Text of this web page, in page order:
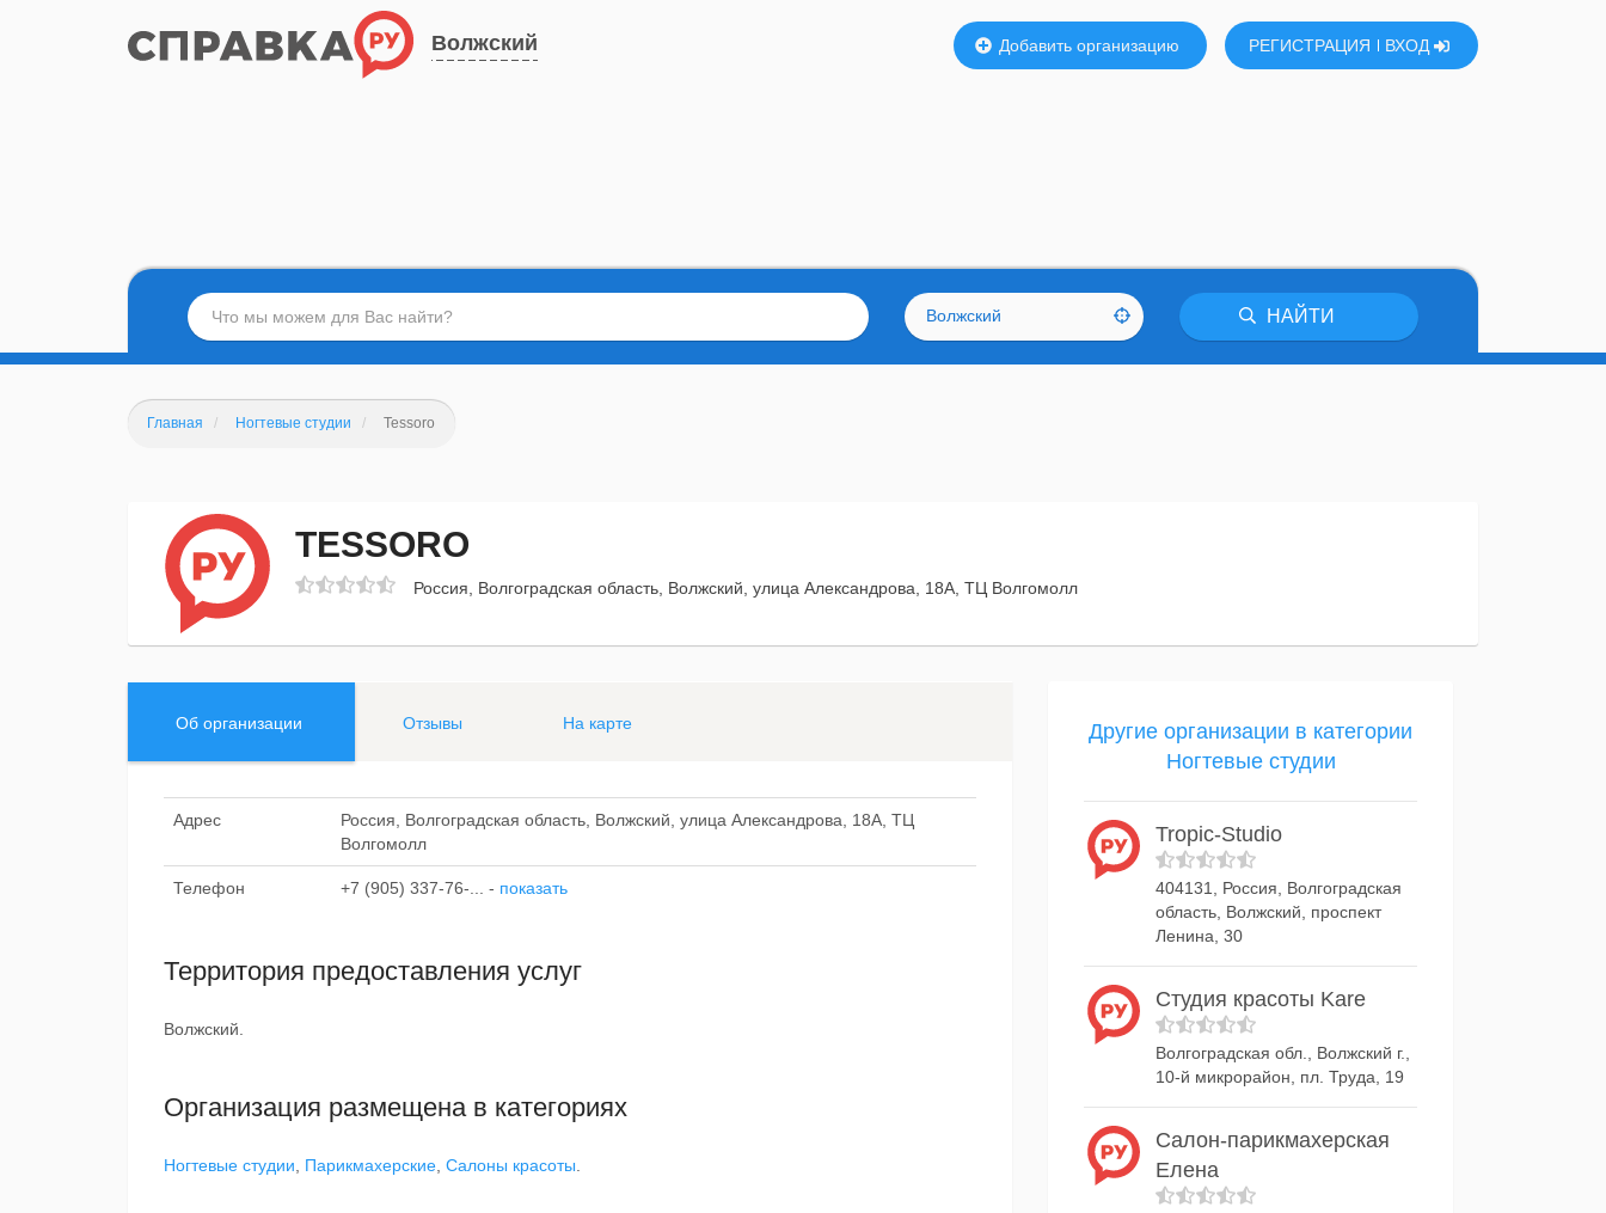
Волжский Добавить организацию РЕГИСТРАЦИЯ ВХОД
Волжский НАЙТИ
Главная Ногтевые студии Tessoro
TESSORO
Россия, Волгоградская область, Волжский, улица Александрова, 18А, ТЦ Волгомолл
Об организации Отзывы На карте
Адрес
Россия, Волгоградская область, Волжский, улица Александрова, 18А, ТЦ
Волгомолл
Телефон +7 (905) 337-76-... - показать
Территория предоставления услуг
Волжский.
Организация размещена в категориях
Ногтевые студии Парикмахерские Салоны красоты
Другие организации в категории
Ногтевые студии
Tropic-Studio
404131, Россия, Волгоградская
область, Волжский, проспект
Ленина, 30
Студия красоты Kare
Волгоградская обл., Волжский г.,
10-й микрорайон, пл. Труда, 19
Салон-парикмахерская
Елена